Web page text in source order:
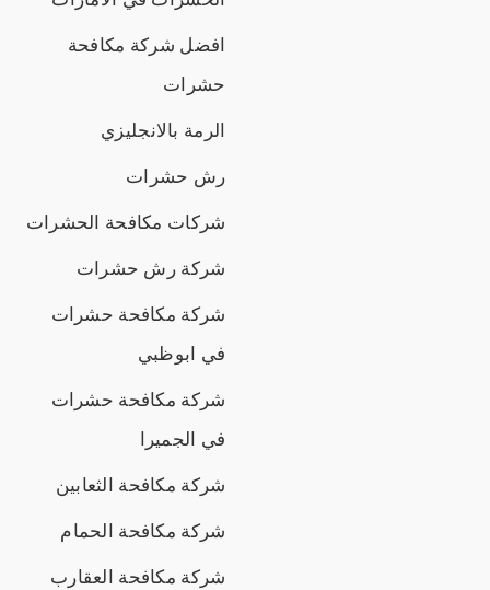
افضل شركة مكافحة
حشرات
الرمة بالانجليزي
رش حشرات
شركات مكافحة الحشرات
شركة رش حشرات
شركة مكافحة حشرات
في ابوظبي
شركة مكافحة حشرات
في الجميرا
شركة مكافحة الثعابين
شركة مكافحة الحمام
شركة مكافحة العقارب